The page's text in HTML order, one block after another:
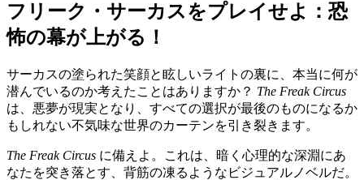
フリーク・サーカスをプレイせよ：恐
怖の幕が上がる！
サーカスの塗られた笑顔と眩しいライトの裏に、本当に何が
潜んでいるのか考えたことはありますか？ The Freak Circus
は、悪夢が現実となり、すべての選択が最後のものになるか
もしれない不気味な世界のカーテンを引き裂きます。
The Freak Circus に備えよ。これは、暗く心理的な深淵にあ
なたを突き落とす、背筋の凍るようなビジュアルノベルだ。